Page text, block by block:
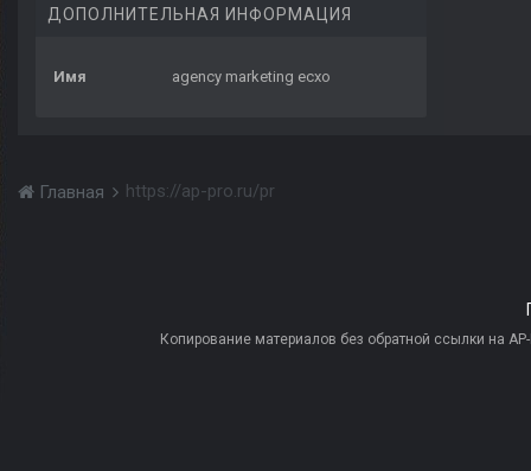
ДОПОЛНИТЕЛЬНАЯ ИНФОРМАЦИЯ
Имя agency marketing ecxo
Главная https://ap-pro.ru/pr
Копирование материалов без обратной ссылки на